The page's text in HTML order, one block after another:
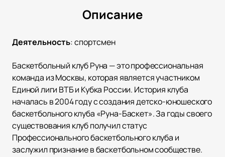
Описание
Деятельность:спортсмен
Баскетбольный клуб Руна — это профессиональная
команда из Москвы, которая является участником
Единой лиги ВТБ и Кубка России. История клуба
началась в 2004 году с создания детско-юношеского
баскетбольного клуба «Руна-Баскет». За годы своего
существования клуб получил статус
Профессионального баскетбольного клуба и
заслужил признание в баскетбольном сообществе.